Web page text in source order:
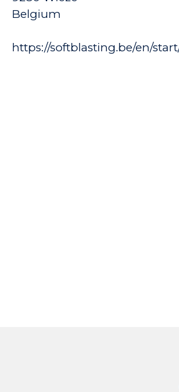
Belgium
https://softblasting.be/en/